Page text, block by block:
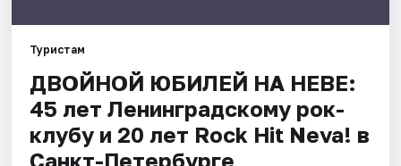
Туристам
ДВОЙНОЙ ЮБИЛЕЙ НА НЕВЕ:
45 лет Ленинградскому рок-
клубу и 20 лет Rock Hit Neva! в
Санкт-Петербурге